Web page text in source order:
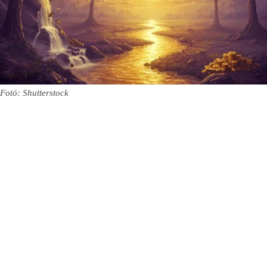
Fotó: Shutterstock